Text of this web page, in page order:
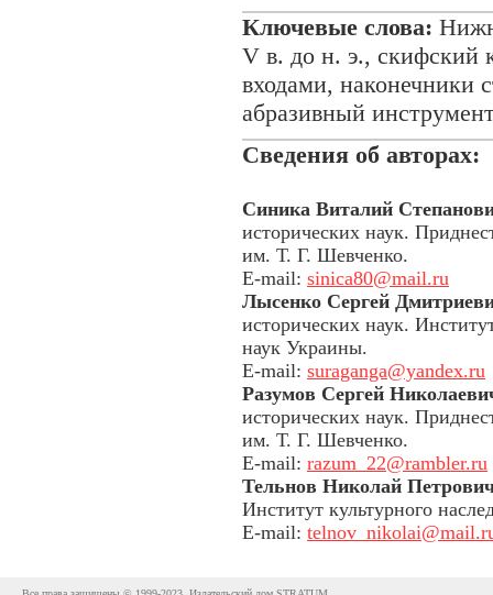
Ключевые слова:
V в. до н. э., скифский
входами, наконечники
абразивный
Сведения об авторах:
Синика Виталий
исторических наук.
им. Т. Г. Шевченко.
E-mail: sinica80@mail.ru
Лысенко Сергей
исторических наук.
наук Украины.
E-mail: suraganga@yandex.ru
Разумов Сергей
исторических наук.
им. Т. Г. Шевченко.
E-mail: razum_22@rambler.ru
Тельнов Николай
Институт культурного
E-mail: